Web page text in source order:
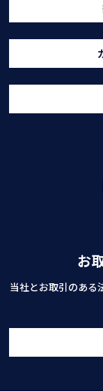
お
当社とお取引のある